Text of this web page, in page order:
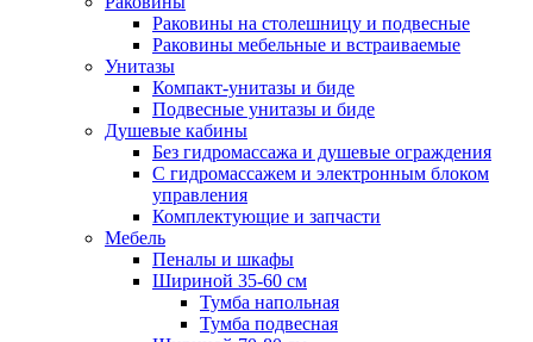
Раковины на столешницу и подвесные
Раковины мебельные и встраиваемые
Унитазы
Компакт-унитазы и биде
Подвесные унитазы и биде
Душевые кабины
Без гидромассажа и душевые ограждения
С гидромассажем и электронным блоком
управления
Комплектующие и запчасти
Мебель
Пеналы и шкафы
Шириной 35-60 см
Тумба напольная
Тумба подвесная